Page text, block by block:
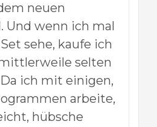
neuen
Und wenn ich mal
sehe, kaufe ich
selten
ich mit einigen,
arbeite,
hübsche